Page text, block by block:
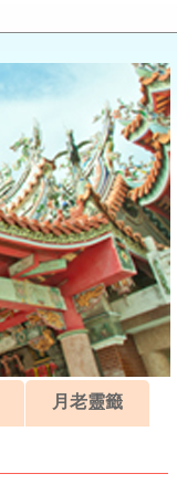
月老靈籤